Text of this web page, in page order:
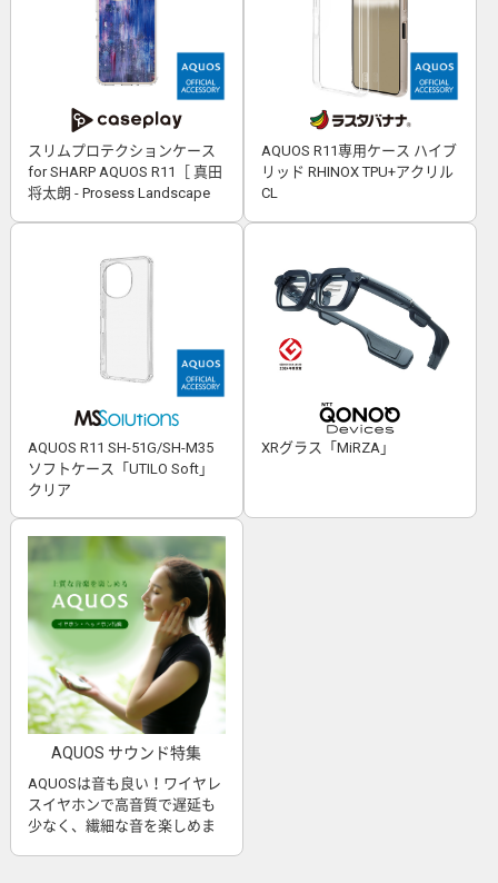
スリムプロテクションケース
for SHARP AQUOS R11［ 真田
将太朗 - Prosess Landscape
AQUOS R11専用ケース ハイブ
リッド RHINOX TPU+アクリル
CL
AQUOS R11 SH-51G/SH-M35
ソフトケース「UTILO Soft」
クリア
XRグラス「MiRZA」
AQUOS サウンド特集
AQUOSは音も良い！ワイヤレ
スイヤホンで高音質で遅延も
少なく、繊細な音を楽しめま